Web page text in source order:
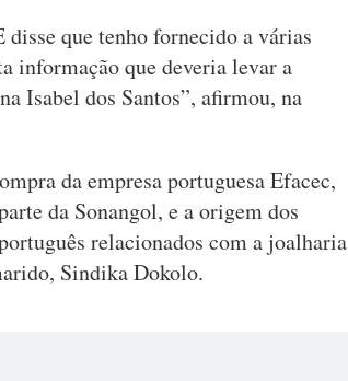
que tenho fornecido a várias
informação que deveria levar a
Isabel dos Santos”, afirmou, na
da empresa portuguesa Efacec,
da Sonangol, e a origem dos
relacionados com a joalharia
Sindika Dokolo.